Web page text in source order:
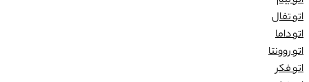
اتو تفال
اتو داما
اتو روونتا
اتو فکر